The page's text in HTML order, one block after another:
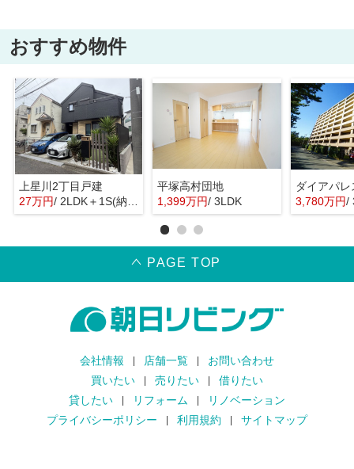
おすすめ物件
上星川2丁目戸建
27万円/ 2LDK＋1S(納戸)
平塚高村団地
1,399万円/ 3LDK 3,780万円/
PAGE TOP
会社情報 店舗一覧
お問い合わせ
買いたい
売りたい
借りたい
貸したい
リフォーム
リノベーション
プライバシーポリシー
利用規約 サイトマップ